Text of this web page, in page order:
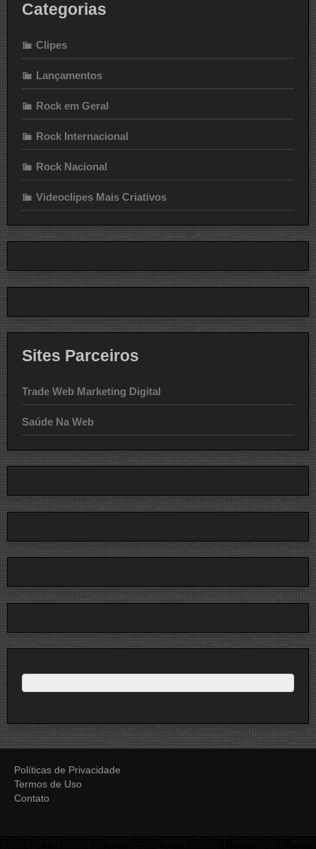
Categorias
Clipes
Lançamentos
Rock em Geral
Rock Internacional
Rock Nacional
Videoclipes Mais Criativos
Sites Parceiros
Trade Web Marketing Digital
Saúde Na Web
Políticas de Privacidade
Termos de Uso
Contato